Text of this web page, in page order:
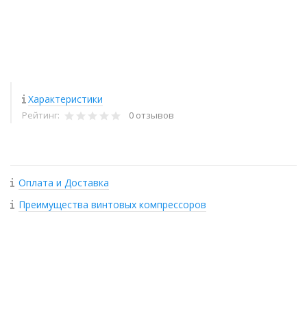
Характеристики
Рейтинг: 0 отзывов
Оплата и Доставка
Преимущества винтовых компрессоров